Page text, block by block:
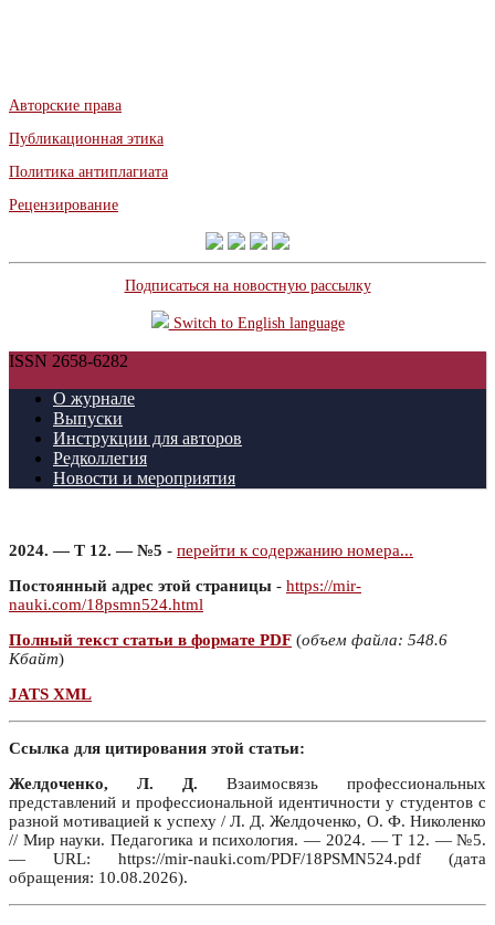
Авторские права
Публикационная этика
Политика антиплагиата
Рецензирование
Подписаться на новостную рассылку
Switch to English language
ISSN 2658-6282
О журнале
Выпуски
Инструкции для авторов
Редколлегия
Новости и мероприятия
2024. — Т 12. — №5 - перейти к содержанию номера...
Постоянный адрес этой страницы - https://mir-
nauki.com/18psmn524.html
Полный текст статьи в формате PDF (объем файла: 548.6
Кбайт)
JATS XML
Ссылка для цитирования этой статьи:
Желдоченко, Л. Д. Взаимосвязь профессиональных
представлений и профессиональной идентичности у студентов с
разной мотивацией к успеху / Л. Д. Желдоченко, О. Ф. Николенко
// Мир науки. Педагогика и психология. — 2024. — Т 12. — №5.
— URL: https://mir-nauki.com/PDF/18PSMN524.pdf (дата
обращения: 10.08.2026).